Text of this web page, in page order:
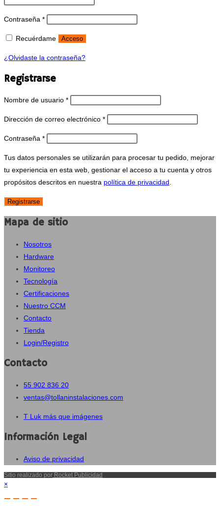
Contraseña *Obligatorio
Recuérdame Acceso
¿Olvidaste la contraseña?
Registrarse
Nombre de usuario *Obligatorio
Dirección de correo electrónico *Obligatorio
Contraseña *Obligatorio
Tus datos personales se utilizarán para procesar tu pedido, mejorar
tu experiencia en esta web, gestionar el acceso a tu cuenta y otros
propósitos descritos en nuestra política de privacidad.
Registrarse
Mapa de sitio
Nosotros
Hardware
Monitoreo
Tecnología
Certificaciones
Nuestro CCM
Contacto
Tienda
Login/Registro
Contacto
55 902 836 20
ventas@tollaninstalaciones.com
T Luk más que imágenes
Información Legal
Aviso de privacidad
Sitio realizado por Rocket Publicidad
×